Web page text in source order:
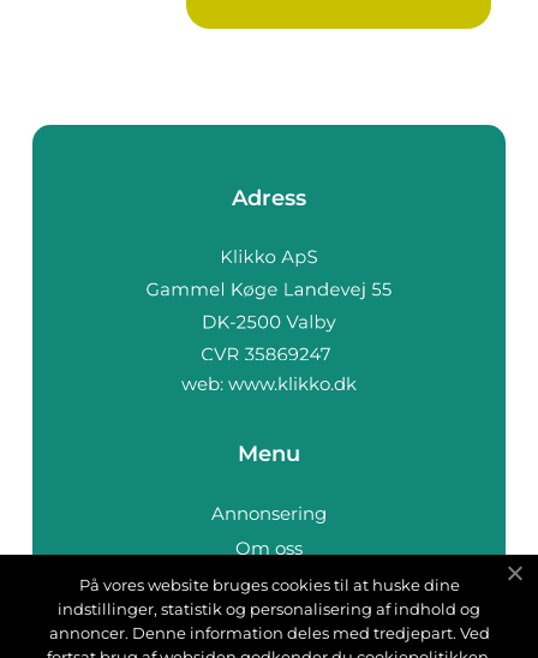
Adress
web: www.klikko.dk
Menu
Annonsering
Om oss
Cookies
Kontakta oss
Sitemap
På vores website bruges cookies til at huske dine
indstillinger, statistik og personalisering af indhold og
annoncer. Denne information deles med tredjepart. Ved